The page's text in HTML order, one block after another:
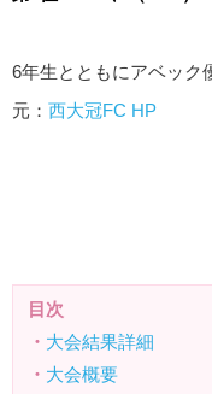
6年生とともにアベッ
元： 西大冠FC HP
目次
・ 大会結果詳細
・ 大会概要